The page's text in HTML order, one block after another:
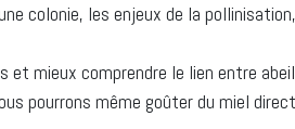
colonie, les enjeux de la
et mieux comprendre le lien entre
pourrons même goûter du miel